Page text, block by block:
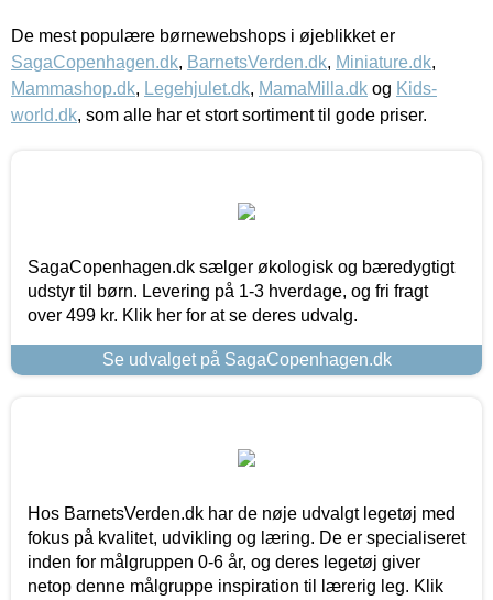
De mest populære børnewebshops i øjeblikket er
SagaCopenhagen.dk, BarnetsVerden.dk, Miniature.dk,
Mammashop.dk, Legehjulet.dk, MamaMilla.dk og Kids-
world.dk, som alle har et stort sortiment til gode priser.
SagaCopenhagen.dk sælger økologisk og bæredygtigt
udstyr til børn. Levering på 1-3 hverdage, og fri fragt
over 499 kr. Klik her for at se deres udvalg.
Se udvalget på SagaCopenhagen.dk
Hos BarnetsVerden.dk har de nøje udvalgt legetøj med
fokus på kvalitet, udvikling og læring. De er specialiseret
inden for målgruppen 0-6 år, og deres legetøj giver
netop denne målgruppe inspiration til lærerig leg. Klik